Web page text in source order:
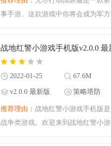
事手游。这款游戏中你将会成为军
完成的任务！超真实的军事行动冒
战地红警小游戏手机版v2.0.0 最
2022-01-25 67.6M
v2.0.0 最新版 策略塔防
推荐理由： 战地红警小游戏手机版
战争类游戏。欢迎来到战地红警小